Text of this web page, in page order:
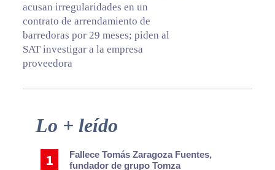
acusan irregularidades en un
contrato de arrendamiento de
barredoras por 29 meses; piden al
SAT investigar a la empresa
proveedora
Primary
Sidebar
Lo + leído
Fallece Tomás Zaragoza Fuentes,
fundador de grupo Tomza